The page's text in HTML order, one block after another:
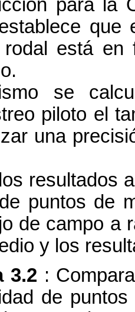
para la
que
rodal está en
se
piloto el
una
resultados
puntos de
de campo a
y los
3.2 :
de